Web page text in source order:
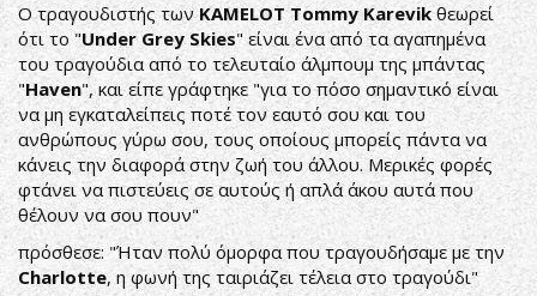
Ο τραγουδιστής τωνKAMELOT TommyKarevikθεωρεί
ότι το "UnderGreySkies" είναι ένα από τα αγαπημένα
του τραγούδια από το τελευταίο άλμπουμ της μπάντας
"Haven", και είπε γράφτηκε "για το πόσο σημαντικό είναι
να μη εγκαταλείπεις ποτέ τον εαυτό σου και του
ανθρώπους γύρω σου, τους οποίους μπορείς πάντα να
κάνεις την διαφορά στην ζωή του άλλου. Μερικές φορές
φτάνει να πιστεύεις σε αυτούς ή απλά άκου αυτά που
θέλουν να σου πουν"
πρόσθεσε: "Ήταν πολύ όμορφα που τραγουδήσαμε με την
Charlotte, η φωνή της ταιριάζει τέλεια στο τραγούδι"